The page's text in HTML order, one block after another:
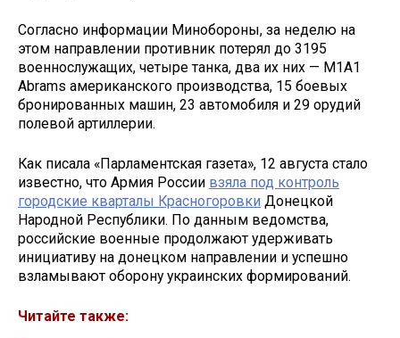
Согласно информации Минобороны, за неделю на
этом направлении противник потерял до 3195
военнослужащих, четыре танка, два их них — М1А1
Abrams американского производства, 15 боевых
бронированных машин, 23 автомобиля и 29 орудий
полевой артиллерии.
Как писала «Парламентская газета», 12 августа стало
известно, что Армия России взяла под контроль
городские кварталы Красногоровки Донецкой
Народной Республики. По данным ведомства,
российские военные продолжают удерживать
инициативу на донецком направлении и успешно
взламывают оборону украинских формирований.
Читайте также: